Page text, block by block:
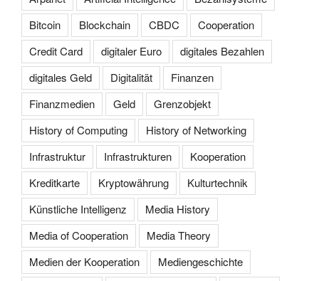
Bitcoin
Blockchain CBDC
Cooperation
Credit Card
digitaler Euro
digitales Bezahlen
digitales Geld
Digitalität
Finanzen
Finanzmedien
Geld
Grenzobjekt
History of Computing
History of Networking
Infrastruktur
Infrastrukturen
Kooperation
Kreditkarte
Kryptowährung
Kulturtechnik
Künstliche Intelligenz
Media History
Media of Cooperation
Media Theory
Medien der Kooperation
Mediengeschichte